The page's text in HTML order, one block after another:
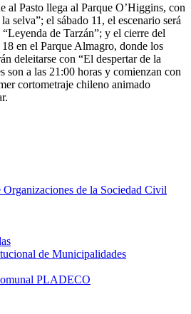
al Pasto llega al Parque O’Higgins, con
selva”; el sábado 11, el escenario será
de Tarzán”; y el cierre del
en el Parque Almagro, donde los
deleitarse con “El despertar de la
son a las 21:00 horas y comienzan con
cortometraje chileno animado
de la Sociedad Civil
de Municipalidades
PLADECO